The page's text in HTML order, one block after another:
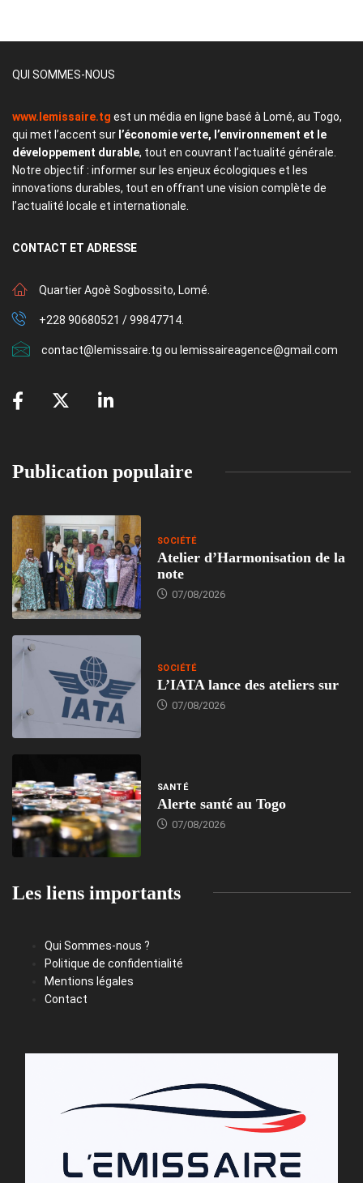
QUI SOMMES-NOUS
www.lemissaire.tg est un média en ligne basé à Lomé, au Togo,
qui met l’accent sur l’économie verte, l’environnement et le
développement durable, tout en couvrant l’actualité générale.
Notre objectif : informer sur les enjeux écologiques et les
innovations durables, tout en offrant une vision complète de
l’actualité locale et internationale.
CONTACT ET ADRESSE
Quartier Agoè Sogbossito, Lomé.
+228 90680521 / 99847714.
contact@lemissaire.tg ou lemissaireagence@gmail.com
Publication populaire
SOCIÉTÉ
Atelier d’Harmonisation de la
note
07/08/2026
SOCIÉTÉ
L’IATA lance des ateliers sur
07/08/2026
SANTÉ
Alerte santé au Togo
07/08/2026
Les liens importants
Qui Sommes-nous ?
Politique de confidentialité
Mentions légales
Contact